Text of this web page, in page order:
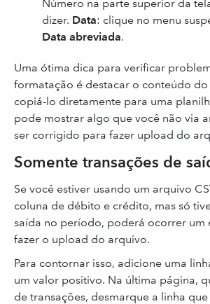
Número na parte superior da
dizer. Data: clique no menu
Data abreviada.
Uma ótima dica para verificar
formatação é destacar o conteúdo do
copiá-lo diretamente para uma
pode mostrar algo que você não via
ser corrigido para fazer upload do
Somente transações de
Se você estiver usando um arquivo
coluna de débito e crédito, mas só
saída no período, poderá ocorrer um
fazer o upload do arquivo.
Para contornar isso, adicione uma
um valor positivo. Na última página,
de transações, desmarque a linha